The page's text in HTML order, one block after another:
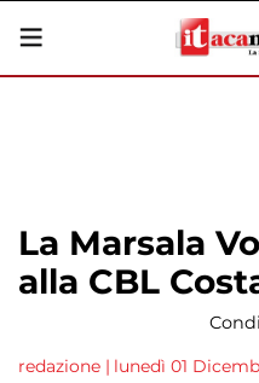
La Marsala
alla CBL
redazione | lunedì 01